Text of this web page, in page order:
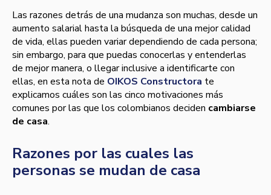
Las razones detrás de una mudanza son muchas, desde un
aumento salarial hasta la búsqueda de una mejor calidad
de vida, ellas pueden variar dependiendo de cada persona;
sin embargo, para que puedas conocerlas y entenderlas
de mejor manera, o llegar inclusive a identificarte con
ellas, en esta nota de OIKOS Constructora te
explicamos cuáles son las cinco motivaciones más
comunes por las que los colombianos deciden cambiarse
de casa.
Razones por las cuales las
personas se mudan de casa